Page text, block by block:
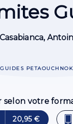
,
GUIDES PETAOUCHNOK
selon votre
20,95 €